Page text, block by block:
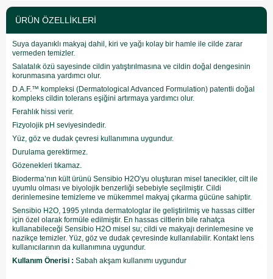
ÜRÜN ÖZELLIKLERI
Suya dayanıklı makyaj dahil, kiri ve yağı kolay bir hamle ile cilde zarar
vermeden temizler.
Salatalık özü sayesinde cildin yatıştırılmasına ve cildin doğal dengesinin
korunmasına yardımcı olur.
D.A.F.™ kompleksi (Dermatological Advanced Formulation) patentli doğal
kompleks cildin tolerans eşiğini artırmaya yardımcı olur.
Ferahlık hissi verir.
Fizyolojik pH seviyesindedir.
Yüz, göz ve dudak çevresi kullanımına uygundur.
Durulama gerektirmez.
Gözenekleri tıkamaz.
Bioderma’nın kült ürünü Sensibio H2O’yu oluşturan misel tanecikler, cilt ile
uyumlu olması ve biyolojik benzerliği sebebiyle seçilmiştir. Cildi
derinlemesine temizleme ve mükemmel makyaj çıkarma gücüne sahiptir.
Sensibio H2O, 1995 yılında dermatologlar ile geliştirilmiş ve hassas ciltler
için özel olarak formüle edilmiştir. En hassas ciltlerin bile rahatça
kullanabileceği Sensibio H2O misel su; cildi ve makyajı derinlemesine ve
nazikçe temizler. Yüz, göz ve dudak çevresinde kullanılabilir. Kontakt lens
kullanıcılarının da kullanımına uygundur.
Kullanım Önerisi : Sabah akşam kullanımı uygundur